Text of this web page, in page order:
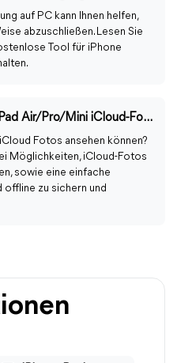
auf PC kann Ihnen helfen,
abzuschließen. Lesen Sie
Tool für iPhone
2 Möglichkeiten | Auf dem iPad Air/Pro/Mini iCloud-Fotos ansehen
Fotos ansehen können?
Möglichkeiten, iCloud-Fotos
sowie eine einfache
offline zu sichern und